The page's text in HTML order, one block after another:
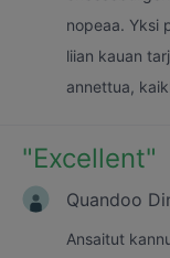
nopeaa. Yksi
liian kauan
annettua,
"Excellent"
Quandoo
Ansaitut